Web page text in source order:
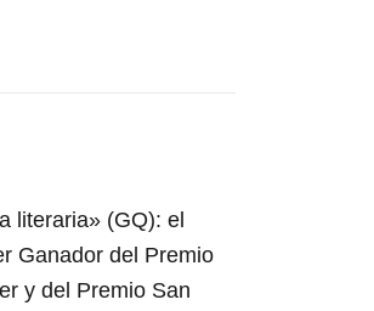
literaria» (GQ): el
Ganador del Premio
y del Premio San